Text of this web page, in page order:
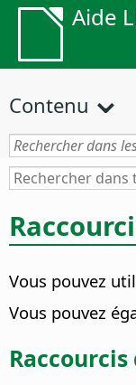
Aide
Contenu
Vous pouvez
Vous pouvez